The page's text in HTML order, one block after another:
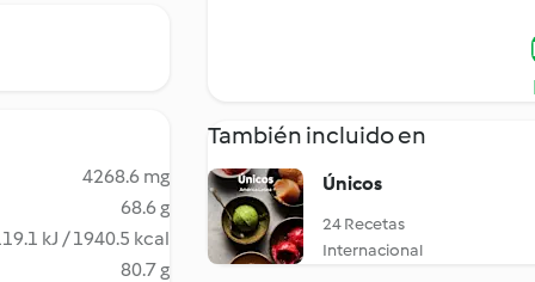
4268.6 mg
68.6 g
kJ / 1940.5 kcal
80.7 g
También incluido en
Únicos
24 Recetas
Internacional